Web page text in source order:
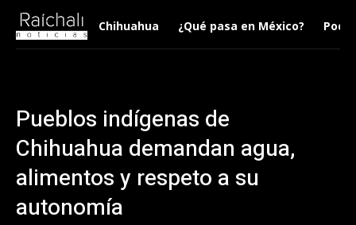
Chihuahua ¿Qué pasa en México?
Pueblos indígenas de
Chihuahua demandan agua,
alimentos y respeto a su
autonomía